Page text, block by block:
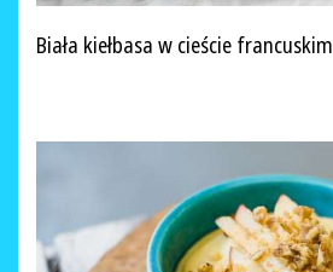
Biała kiełbasa w cieście francuskim